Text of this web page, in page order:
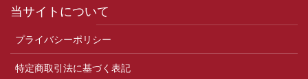
当サイトについて
プライバシーポリシー
特定商取引法に基づく表記